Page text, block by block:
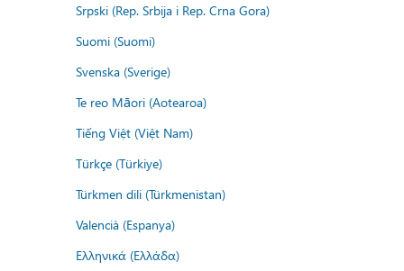
Srpski (Rep. Srbija i Rep. Crna Gora)
Suomi (Suomi)
Svenska (Sverige)
Te reo Māori (Aotearoa)
Tiếng Việt (Việt Nam)
Türkçe (Türkiye)
Türkmen dili (Türkmenistan)
Valencià (Espanya)
Ελληνικά (Ελλάδα)